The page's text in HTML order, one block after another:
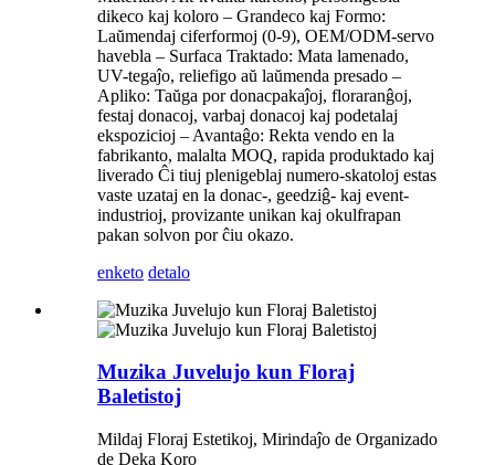
dikeco kaj koloro – Grandeco kaj Formo:
Laŭmendaj ciferformoj (0-9), OEM/ODM-servo
havebla – Surfaca Traktado: Mata lamenado,
UV-tegaĵo, reliefigo aŭ laŭmenda presado –
Apliko: Taŭga por donacpakaĵoj, floraranĝoj,
festaj donacoj, varbaj donacoj kaj podetalaj
ekspozicioj – Avantaĝo: Rekta vendo en la
fabrikanto, malalta MOQ, rapida produktado kaj
liverado Ĉi tiuj plenigeblaj numero-skatoloj estas
vaste uzataj en la donac-, geedziĝ- kaj event-
industrioj, provizante unikan kaj okulfrapan
pakan solvon por ĉiu okazo.
enketo detalo
Muzika Juvelujo kun Floraj
Baletistoj
Mildaj Floraj Estetikoj, Mirindaĵo de Organizado
de Deka Koro